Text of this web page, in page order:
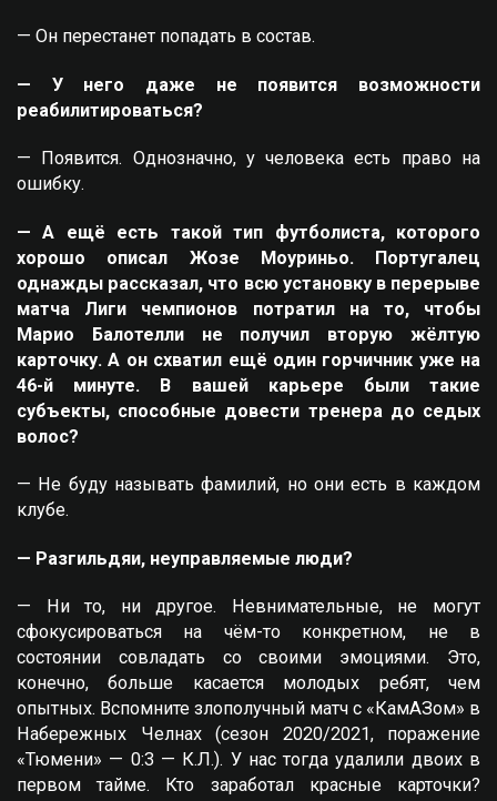
— Он перестанет попадать в состав.
— У него даже не появится возможности
реабилитироваться?
— Появится. Однозначно, у человека есть право на
ошибку.
— А ещё есть такой тип футболиста, которого
хорошо описал Жозе Моуриньо. Португалец
однажды рассказал, что всю установку в перерыве
матча Лиги чемпионов потратил на то, чтобы
Марио Балотелли не получил вторую жёлтую
карточку. А он схватил ещё один горчичник уже на
46-й минуте. В вашей карьере были такие
субъекты, способные довести тренера до седых
волос?
— Не буду называть фамилий, но они есть в каждом
клубе.
— Разгильдяи, неуправляемые люди?
— Ни то, ни другое. Невнимательные, не могут
сфокусироваться на чём-то конкретном, не в
состоянии совладать со своими эмоциями. Это,
конечно, больше касается молодых ребят, чем
опытных. Вспомните злополучный матч с «КамАЗом» в
Набережных Челнах (сезон 2020/2021, поражение
«Тюмени» — 0:3 — К.Л.). У нас тогда удалили двоих в
первом тайме. Кто заработал красные карточки?